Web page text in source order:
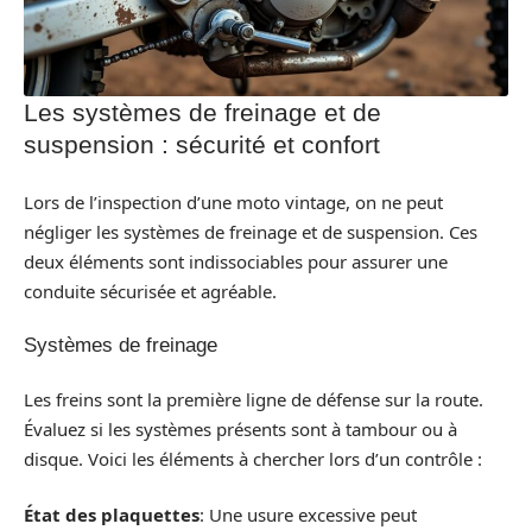
Les systèmes de freinage et de
suspension : sécurité et confort
Lors de l’inspection d’une moto vintage, on ne peut
négliger les systèmes de freinage et de suspension. Ces
deux éléments sont indissociables pour assurer une
conduite sécurisée et agréable.
Systèmes de freinage
Les freins sont la première ligne de défense sur la route.
Évaluez si les systèmes présents sont à tambour ou à
disque. Voici les éléments à chercher lors d’un contrôle :
État des plaquettes: Une usure excessive peut